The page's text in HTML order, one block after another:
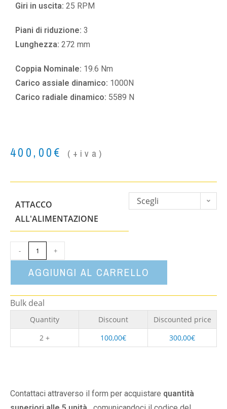
Giri in uscita: 25 RPM
Piani di riduzione: 3
Lunghezza: 272 mm
Coppia Nominale: 19.6 Nm
Carico assiale dinamico: 1000N
Carico radiale dinamico: 5589 N
400,00€ (+iva)
ATTACCO
ALL'ALIMENTAZIONE
Scegli
- +
AGGIUNGI AL CARRELLO
Bulk deal
Quantity Discount
Discounted price
2 +
100,00€ 300,00€
Contattaci attraverso il form per acquistare quantità